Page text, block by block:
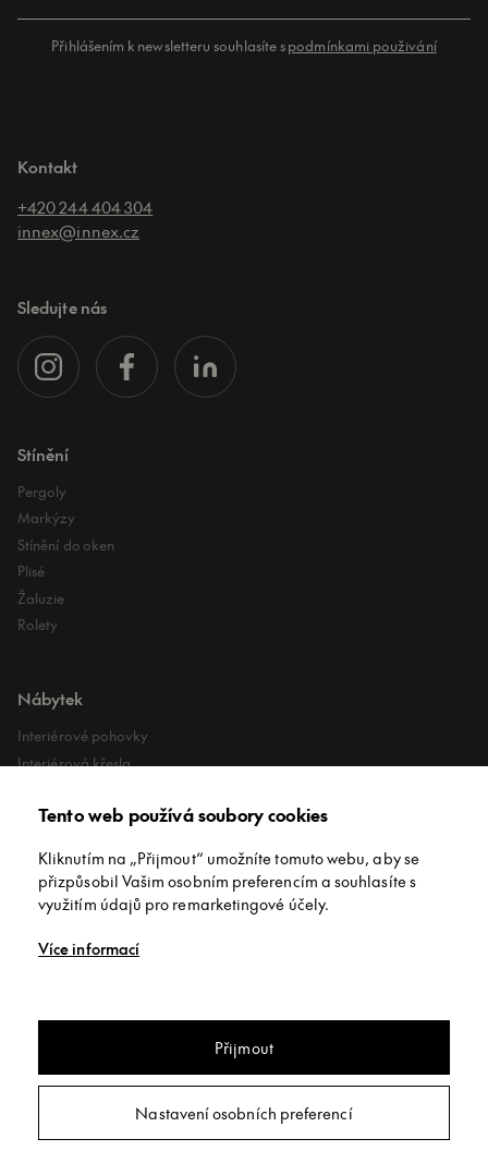
Jídelní stůl jídelní stůl Sovet Regolo
Poptat
Přihlášením k newsletteru souhlasíte spodmínkami použivání
Kontakt
+420 244 404 304
innex@innex.cz
Sledujte nás
Stínění
Pergoly
Markýzy
Stínění do oken
Plisé
Žaluzie
Rolety
Nábytek
Interiérové pohovky
Interiérová křesla
Lehátka
Exteriérové pufy
O společnosti
Copyright © INNEX All rights reserved/Privacy policy/Obchodní
Nastavení soukromí
Tento web používá soubory cookies
Kliknutím na „Přijmout“ umožníte tomuto webu, aby se
přizpůsobil Vašim osobním preferencím a souhlasíte s
využitím údajů pro remarketingové účely.
Více informací
Přijmout
Nastavení osobních preferencí